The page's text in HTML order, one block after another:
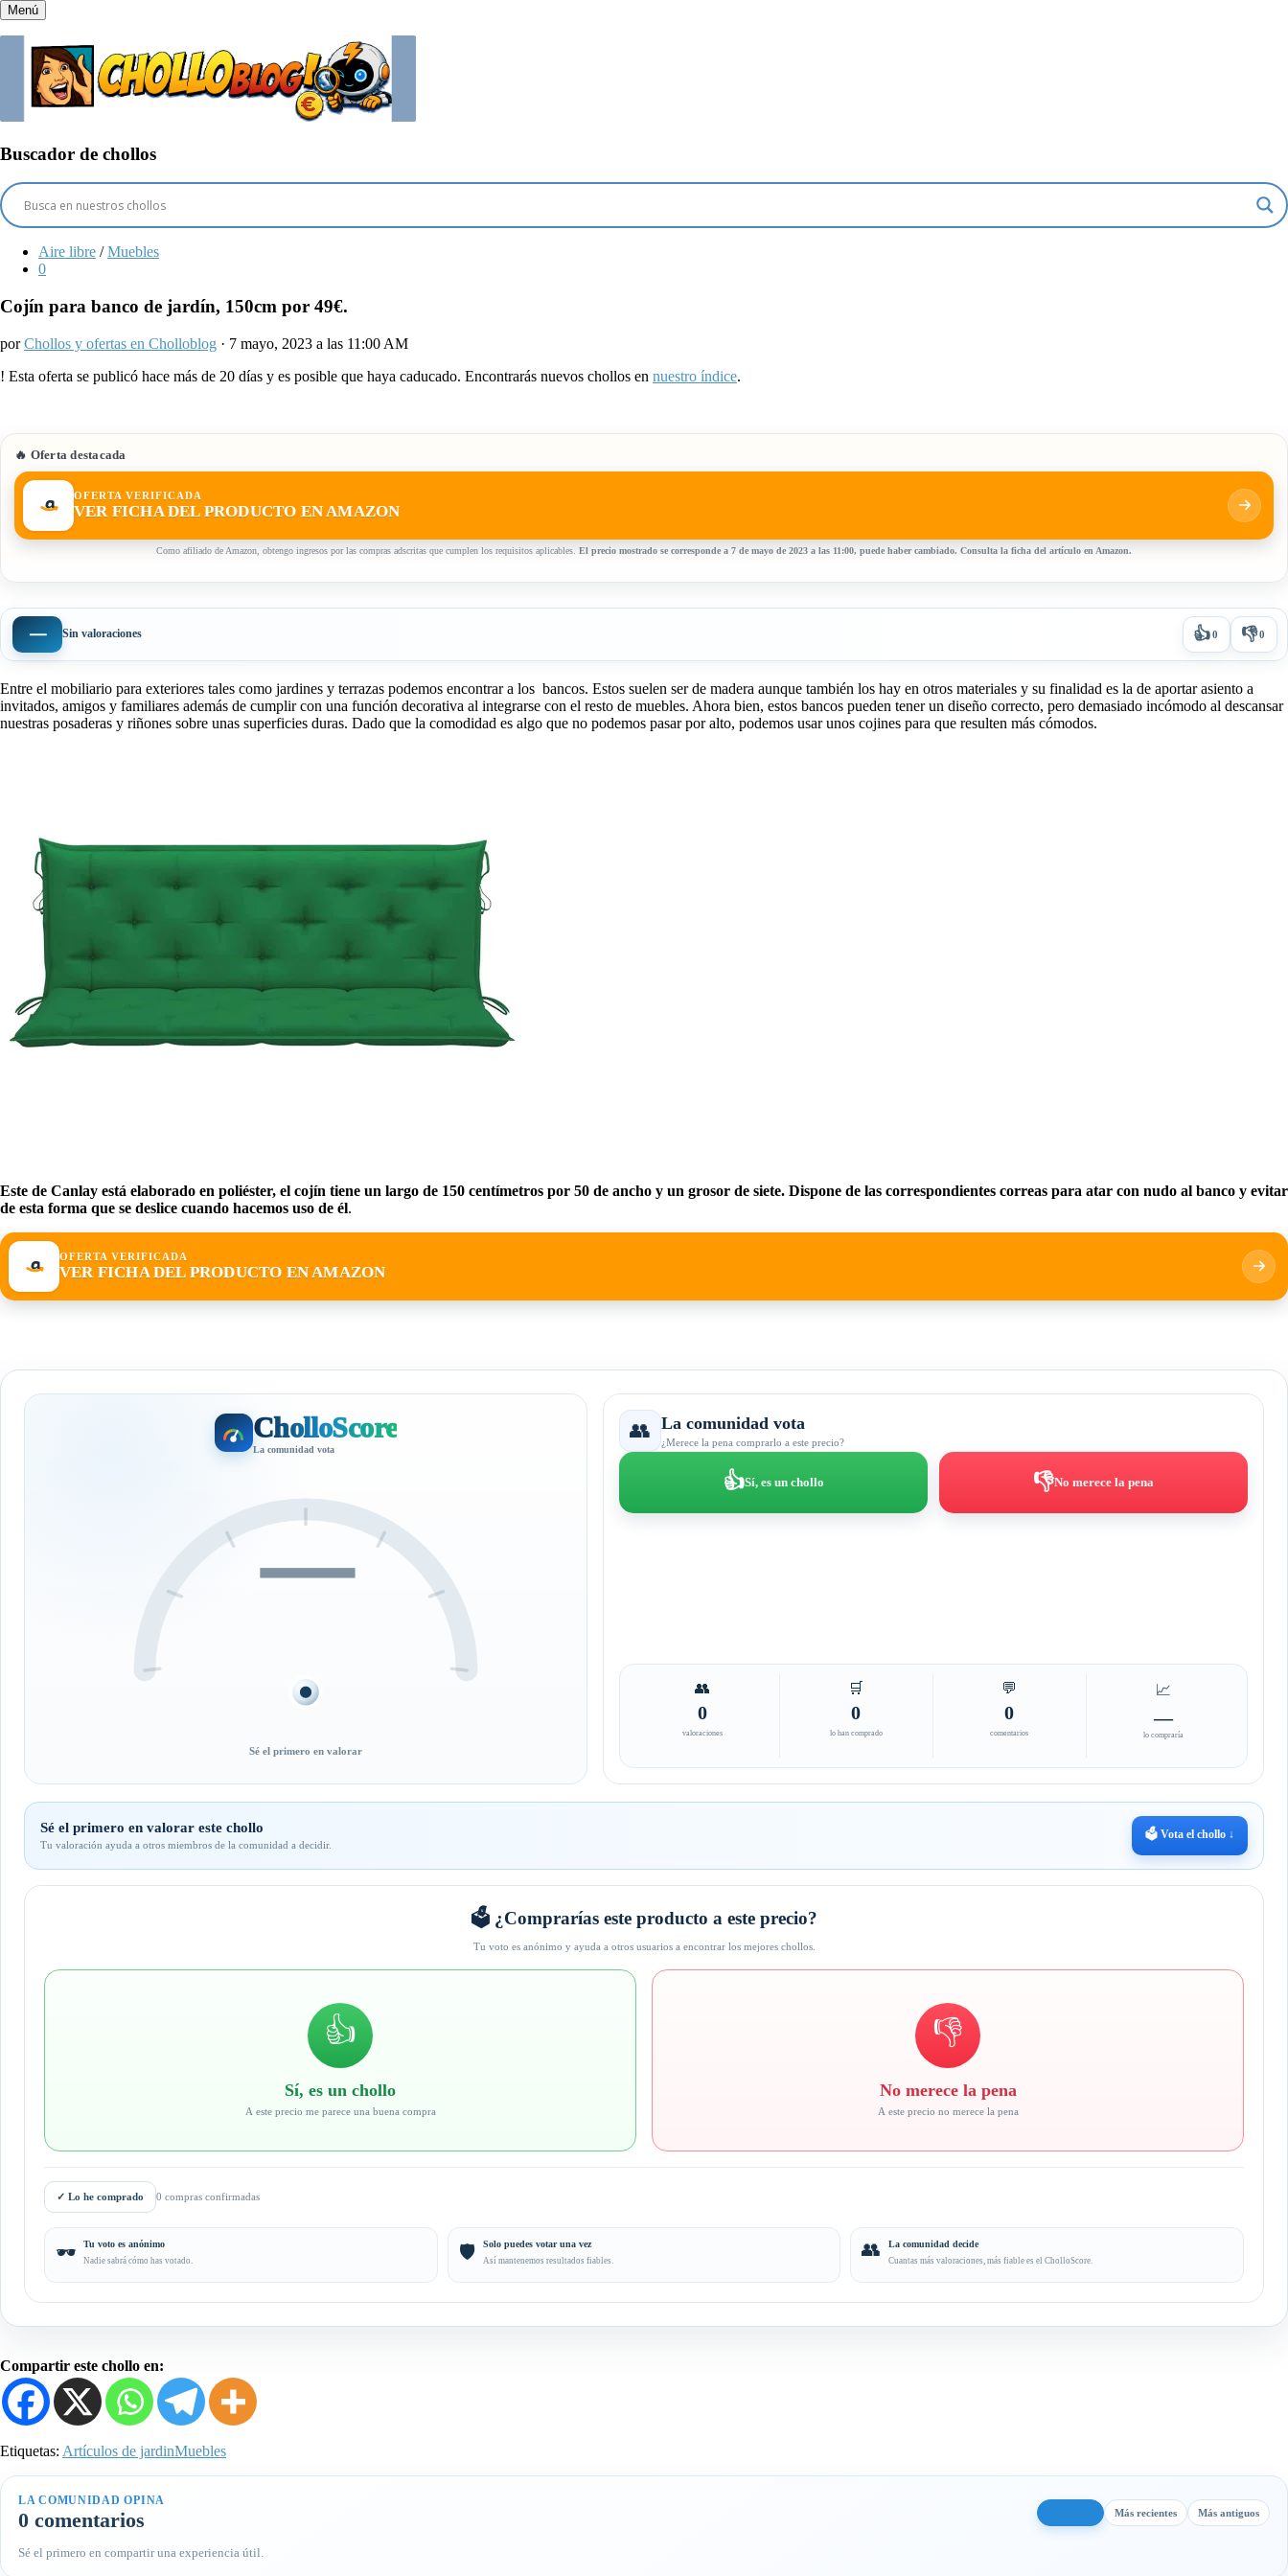
Menú
Buscador de chollos
Aire libre / Muebles
0
Cojín para banco de jardín, 150cm por 49€.
porChollos y ofertas en Cholloblog · 7 mayo, 2023 a las 11:00 AM
! Esta oferta se publicó hace más de 20 días y es posible que haya caducado. Encontrarás nuevos chollos en nuestro índice.
🔥 Oferta destacada
OFERTA VERIFICADA
VER FICHA DEL PRODUCTO EN AMAZON
Como afiliado de Amazon, obtengo ingresos por las compras adscritas que cumplen los requisitos aplicables. El precio mostrado se corresponde a 7 de mayo de 2023 a las 11:00, puede haber cambiado. Consulta la ficha del artículo en Amazon.
— Sin valoraciones 👍0 👎0
Entre el mobiliario para exteriores tales como jardines y terrazas podemos encontrar a los bancos. Estos suelen ser de madera aunque también los hay en otros materiales y su finalidad es la de aportar asiento a
invitados, amigos y familiares además de cumplir con una función decorativa al integrarse con el resto de muebles. Ahora bien, estos bancos pueden tener un diseño correcto, pero demasiado incómodo al descansar
nuestras posaderas y riñones sobre unas superficies duras. Dado que la comodidad es algo que no podemos pasar por alto, podemos usar unos cojines para que resulten más cómodos.
Este de Canlay está elaborado en poliéster, el cojín tiene un largo de 150 centímetros por 50 de ancho y un grosor de siete. Dispone de las correspondientes correas para atar con nudo al banco y evitar
de esta forma que se deslice cuando hacemos uso de él.
OFERTA VERIFICADA
VER FICHA DEL PRODUCTO EN AMAZON
CholloScore
La comunidad vota
—
Sé el primero en valorar
👥 La comunidad vota
¿Merece la pena comprarlo a este precio?
👍Sí, es un chollo 👎No merece la pena
👥
0
valoraciones
🛒
0
lo han comprado
💬
0
comentarios
📈
—
lo compraría
Sé el primero en valorar este chollo
Tu valoración ayuda a otros miembros de la comunidad a decidir.
🗳️ Vota el chollo ↓
🗳️ ¿Comprarías este producto a este precio?
Tu voto es anónimo y ayuda a otros usuarios a encontrar los mejores chollos.
👍
Sí, es un chollo
A este precio me parece una buena compra
👎
No merece la pena
A este precio no merece la pena
✓ Lo he comprado 0 compras confirmadas
🕶️ Tu voto es anónimo
Nadie sabrá cómo has votado. 🛡️ Solo puedes votar una vez
Así mantenemos resultados fiables.
👥 La comunidad decide
Cuantas más valoraciones, más fiable es el CholloScore.
Compartir este chollo en:
Etiquetas: Artículos de jardinMuebles
LA COMUNIDAD OPINA
0 comentarios Más recientes Más antiguos
Sé el primero en compartir una experiencia útil.